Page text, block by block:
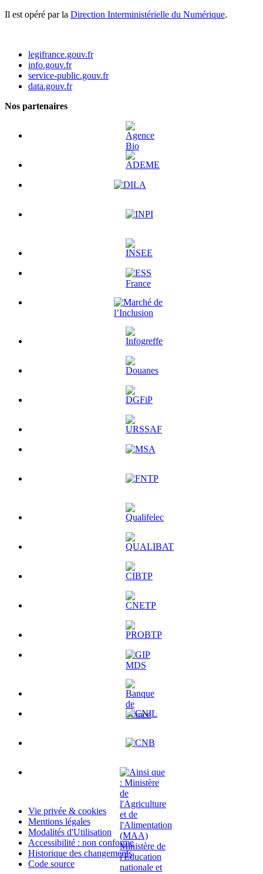
Il est opéré par la Direction Interministérielle du Numérique.
legifrance.gouv.fr
info.gouv.fr
service-public.gouv.fr
data.gouv.fr
Nos partenaires
Vie privée & cookies
Mentions légales
Modalités d'Utilisation
Accessibilité : non conforme
Historique des changements
Code source